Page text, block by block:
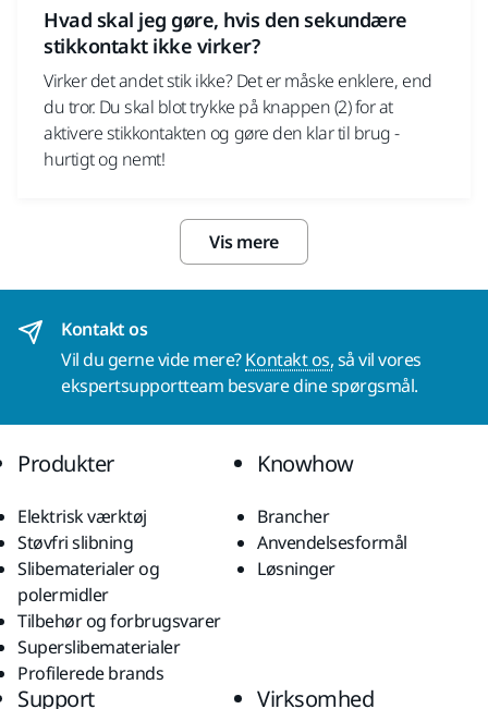
Hvad skal jeg gøre, hvis den sekundære
stikkontakt ikke virker?
Virker det andet stik ikke? Det er måske enklere, end
du tror. Du skal blot trykke på knappen (2) for at
aktivere stikkontakten og gøre den klar til brug -
hurtigt og nemt!
Vis mere
Kontakt os
Vil du gerne vide mere?Kontakt os,så vil vores
ekspertsupportteam besvare dine spørgsmål.
Produkter
Elektrisk værktøj
Støvfri slibning
Slibematerialer og
polermidler
Tilbehør og forbrugsvarer
Superslibematerialer
Profilerede brands
Knowhow
Brancher
Anvendelsesformål
Løsninger
Support Virksomhed